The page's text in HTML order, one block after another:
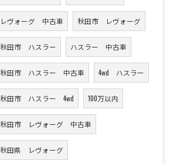
レヴォーグ 中古車 秋田市 レヴォーグ
秋田市 ハスラー ハスラー 中古車
秋田市 ハスラー 中古車 4wd ハスラー
秋田市 ハスラー 4wd 100万以内
秋田市 レヴォーグ 中古車
秋田県 レヴォーグ